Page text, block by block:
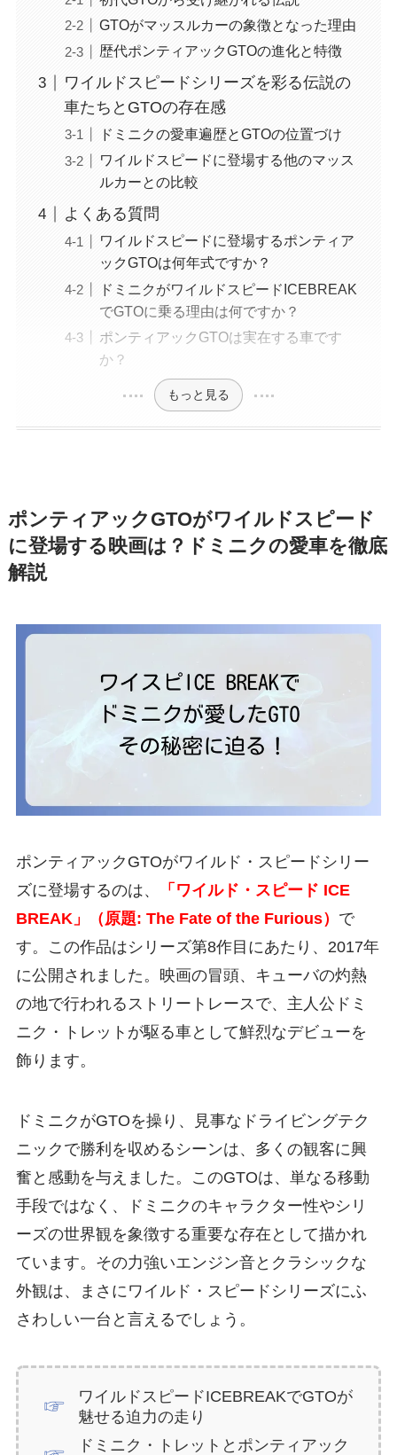
GTOがマッスルカーの象徴となった理由
歴代ポンティアックGTOの進化と特徴
ワイルドスピードシリーズを彩る伝説の
車たちとGTOの存在感
ドミニクの愛車遍歴とGTOの位置づけ
ワイルドスピードに登場する他のマッス
ルカーとの比較
よくある質問
ワイルドスピードに登場するポンティア
ックGTOは何年式ですか？
ドミニクがワイルドスピードICEBREAK
でGTOに乗る理由は何ですか？
ポンティアックGTOは実在する車です
か？
もっと見る
ポンティアックGTOがワイルドスピード
に登場する映画は？ドミニクの愛車を徹底
解説
ポンティアックGTOがワイルド・スピードシリー
ズに登場するのは、
「ワイルド・スピード ICE
BREAK」（原題: The Fate of the Furious） で
す。この作品はシリーズ第8作目にあたり、2017年
に公開されました。映画の冒頭、キューバの灼熱
の地で行われるストリートレースで、主人公ドミ
ニク・トレットが駆る車として鮮烈なデビューを
飾ります。
ドミニクがGTOを操り、見事なドライビングテク
ニックで勝利を収めるシーンは、多くの観客に興
奮と感動を与えました。このGTOは、単なる移動
手段ではなく、ドミニクのキャラクター性やシリ
ーズの世界観を象徴する重要な存在として描かれ
ています。その力強いエンジン音とクラシックな
外観は、まさにワイルド・スピードシリーズにふ
さわしい一台と言えるでしょう。
ワイルドスピードICEBREAKでGTOが
魅せる迫力の走り
ドミニク・トレットとポンティアック